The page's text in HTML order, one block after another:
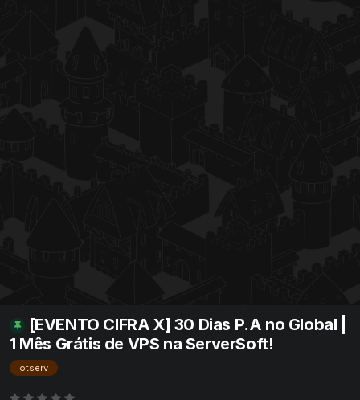
[EVENTO CIFRA X] 30 Dias P.A no Global |
1 Mês Grátis de VPS na ServerSoft!
otserv